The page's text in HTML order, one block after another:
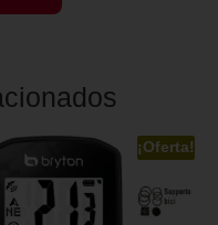
¡Oferta!